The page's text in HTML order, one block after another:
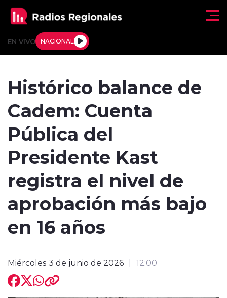
EN VIVO NACIONAL
Tendencias
Deportes
Internacional
Regiones al Aire
Entrevistas
Histórico balance de
Cadem: Cuenta
Pública del
Presidente Kast
registra el nivel de
aprobación más bajo
en 16 años
Miércoles 3 de junio de 2026 12:00